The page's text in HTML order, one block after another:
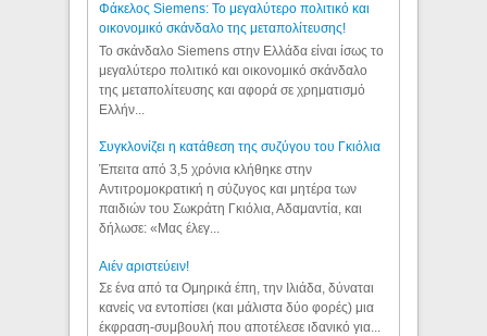
Φάκελος Siemens: Το μεγαλύτερο πολιτικό και
οικονομικό σκάνδαλο της μεταπολίτευσης!
Το σκάνδαλο Siemens στην Ελλάδα είναι ίσως το
μεγαλύτερο πολιτικό και οικονομικό σκάνδαλο
της μεταπολίτευσης και αφορά σε χρηματισμό
Ελλήν...
Συγκλονίζει η κατάθεση της συζύγου του Γκιόλια
Έπειτα από 3,5 χρόνια κλήθηκε στην
Αντιτρομοκρατική η σύζυγος και μητέρα των
παιδιών του Σωκράτη Γκιόλια, Αδαμαντία, και
δήλωσε: «Μας έλεγ...
Aιέν αριστεύειν!
Σε ένα από τα Ομηρικά έπη, την Ιλιάδα, δύναται
κανείς να εντοπίσει (και μάλιστα δύο φορές) μια
έκφραση-συμβουλή που αποτέλεσε ιδανικό για...